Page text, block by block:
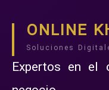
ONLINE
Soluciones
Expertos en el